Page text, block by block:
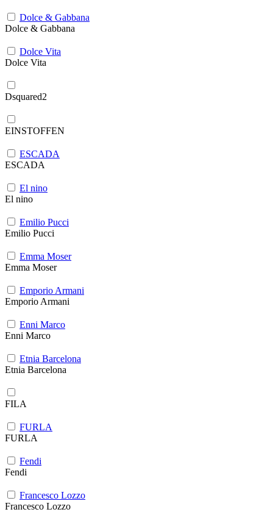
Dolce & Gabbana
Dolce & Gabbana
Dolce Vita
Dolce Vita
Dsquared2
EINSTOFFEN
ESCADA
ESCADA
El nino
El nino
Emilio Pucci
Emilio Pucci
Emma Moser
Emma Moser
Emporio Armani
Emporio Armani
Enni Marco
Enni Marco
Etnia Barcelona
Etnia Barcelona
FILA
FURLA
FURLA
Fendi
Fendi
Francesco Lozzo
Francesco Lozzo